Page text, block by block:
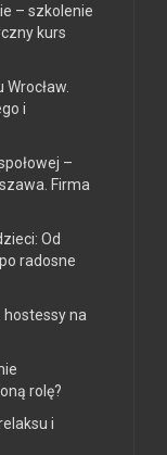
– szkolenie
kurs
i
–
Firma
Od
radosne
na
rolę?
i